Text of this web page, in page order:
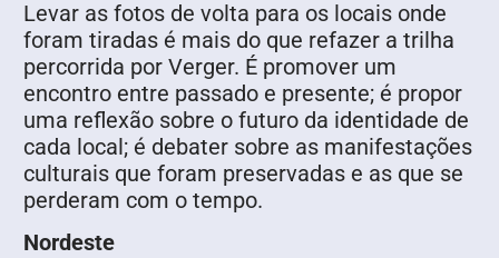
Levar as fotos de volta para os locais onde
foram tiradas é mais do que refazer a trilha
percorrida por Verger. É promover um
encontro entre passado e presente; é propor
uma reflexão sobre o futuro da identidade de
cada local; é debater sobre as manifestações
culturais que foram preservadas e as que se
perderam com o tempo.
Nordeste